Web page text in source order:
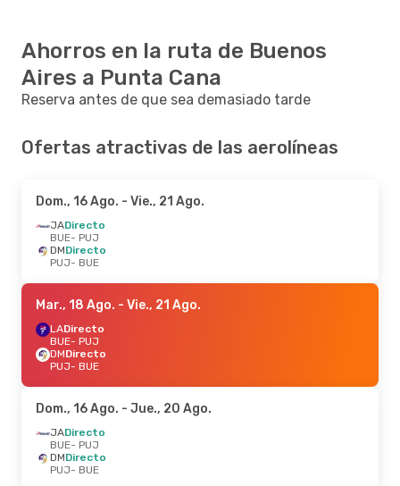
Ahorros en la ruta de Buenos
Aires a Punta Cana
Reserva antes de que sea demasiado tarde
Ofertas atractivas de las aerolíneas
Dom., 16 Ago. - Vie., 21 Ago.
JADirecto
BUE- PUJ
DMDirecto
PUJ- BUE
Mar., 18 Ago. - Vie., 21 Ago.
LADirecto
BUE- PUJ
DMDirecto
PUJ- BUE
Dom., 16 Ago. - Jue., 20 Ago.
JADirecto
BUE- PUJ
DMDirecto
PUJ- BUE